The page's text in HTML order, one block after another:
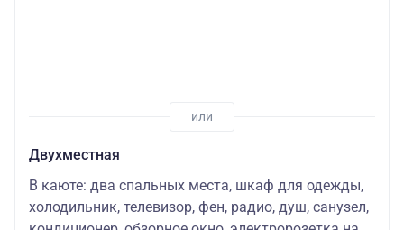
Двухместная
В каюте: два спальных места, шкаф для одежды,
холодильник, телевизор, фен, радио, душ, санузел,